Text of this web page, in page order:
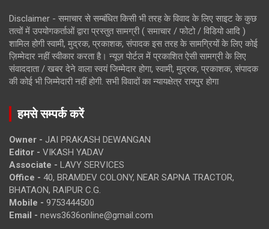
Disclaimer - समाचार से सम्बंधित किसी भी तरह के विवाद के लिए साइट के कुछ
तत्वों में उपयोगकर्ताओं द्वारा प्रस्तुत सामग्री ( समाचार / फोटो / विडियो आदि )
शामिल होगी स्वामी, मुद्रक, प्रकाशक, संपादक इस तरह के सामग्रियों के लिए कोई
ज़िम्मेदार नहीं स्वीकार करता है। न्यूज़ पोर्टल में प्रकाशित ऐसी सामग्री के लिए
संवाददाता / खबर देने वाला स्वयं जिम्मेदार होगा, स्वामी, मुद्रक, प्रकाशक, संपादक
की कोई भी जिम्मेदारी नहीं होगी. सभी विवादों का न्यायक्षेत्र रायपुर होगा
हमसे सम्पर्क करें
Owner - JAI PRAKASH DEWANGAN
Editor - VIKASH YADAV
Associate - LAVY SERVICES
Office - 40, BRAMDEV COLONY, NEAR SAPNA TRACTOR,
BHATAON, RAIPUR C.G.
Mobile - 9753444500
Email - news3636online@gmail.com